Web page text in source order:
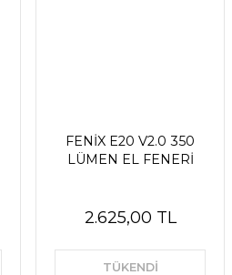
FENİX E20 V2.0 350
LÜMEN EL FENERİ
2.625,00 TL
TÜKENDİ